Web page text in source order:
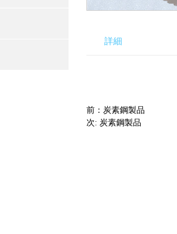
詳細
前：炭素鋼製品
次: 炭素鋼製品